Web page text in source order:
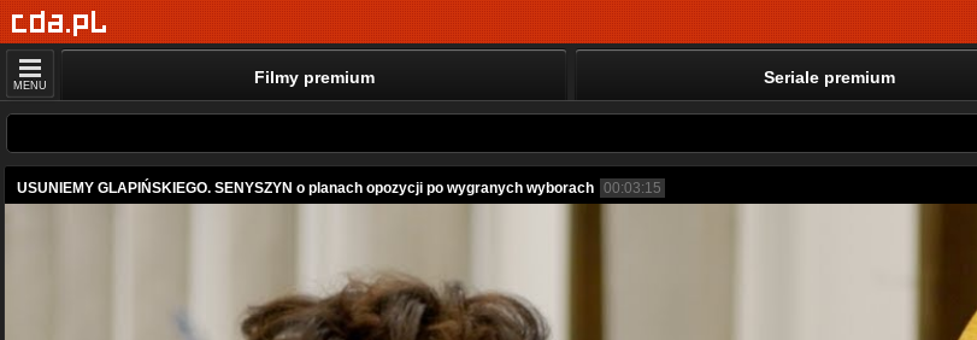
MENU Filmy premium Seriale premium
USUNIEMY GLAPIŃSKIEGO. SENYSZYN o planach opozycji po wygranych wyborach 00:03:15